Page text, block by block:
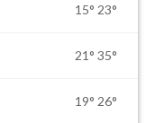
15° 23°
21° 35°
19° 26°